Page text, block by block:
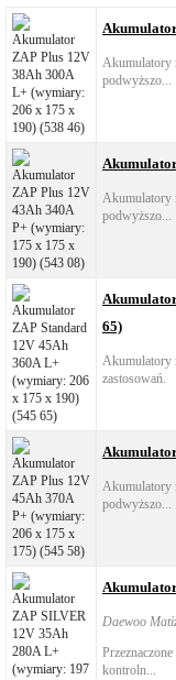
Akumulatory
podwyższo...
Akumulatory
podwyższo...
65)
Akumulatory
zastosowań.
Akumulatory
podwyższo...
Daewoo
kontroln...